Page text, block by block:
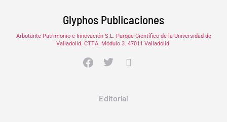
Glyphos Publicaciones
Arbotante Patrimonio e Innovación S.L. Parque Científico de la Universidad de
Valladolid. CTTA. Módulo 3. 47011 Valladolid.
Editorial